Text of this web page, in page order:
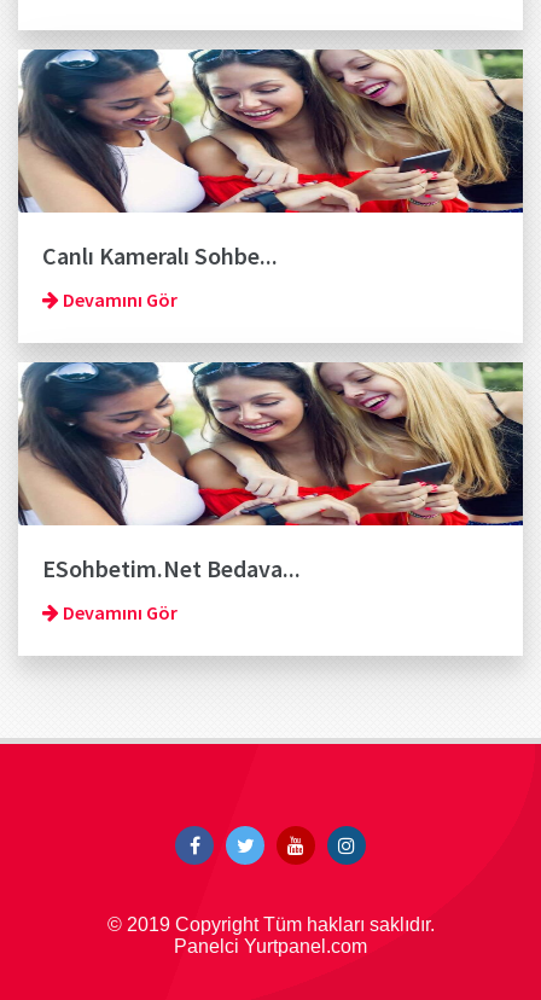
Canlı Kameralı Sohbe...
Devamını Gör
ESohbetim.Net Bedava...
Devamını Gör
© 2019 Copyright Tüm hakları saklıdır.
Panelci Yurtpanel.com